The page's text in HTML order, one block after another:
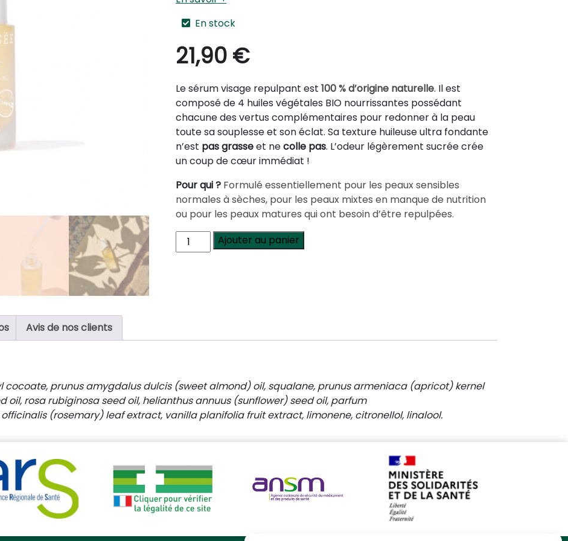
En stock
21,90 €
Le sérum visage repulpant est100 % d’origine naturelle. Il est
composé de 4 huiles végétales BIO nourrissantes possédant
chacune des vertus complémentaires pour redonner à la peau
toute sa souplesse et son éclat. Sa texture huileuse ultra fondante
n’est pas grasseet necolle pas. L’odeur légèrement sucrée crée
un coup de cœur immédiat !
Pour qui ? Formulé essentiellement pour les peaux sensibles
normales à sèches, pour les peaux mixtes en manque de nutrition
ou pour les peaux matures qui ont besoin d’être repulpées.
quantité
de
Ajouter au panier
Avis de nos clients
cocoate, prunus amygdalus dulcis (sweet almond) oil, squalane, prunus armeniaca (apricot) kernel
oil, rosa rubiginosa seed oil, helianthus annuus (sunflower) seed oil, parfum
(rosemary) leaf extract, vanilla planifolia fruit extract, limonene, citronellol, linalool.